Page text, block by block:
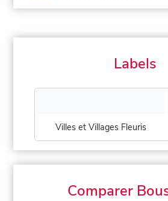
Labels
Villes et Villages Fleuris
Comparer